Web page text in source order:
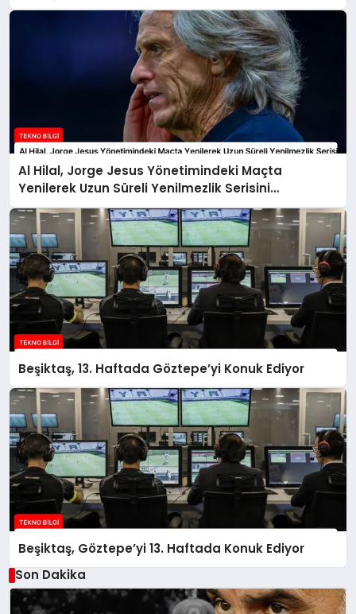
Al Hilal, Jorge Jesus Yönetimindeki Maçta
Yenilerek Uzun Süreli Yenilmezlik Serisini
Sonlandırdı
Beşiktaş, 13. Haftada Göztepe’yi Konuk Ediyor
Beşiktaş, Göztepe’yi 13. Haftada Konuk Ediyor
Son Dakika